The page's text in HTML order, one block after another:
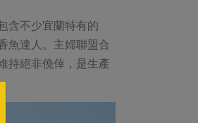
含不少宜蘭特有的
魚達人。主婦聯盟合
持絕非僥倖，是生產